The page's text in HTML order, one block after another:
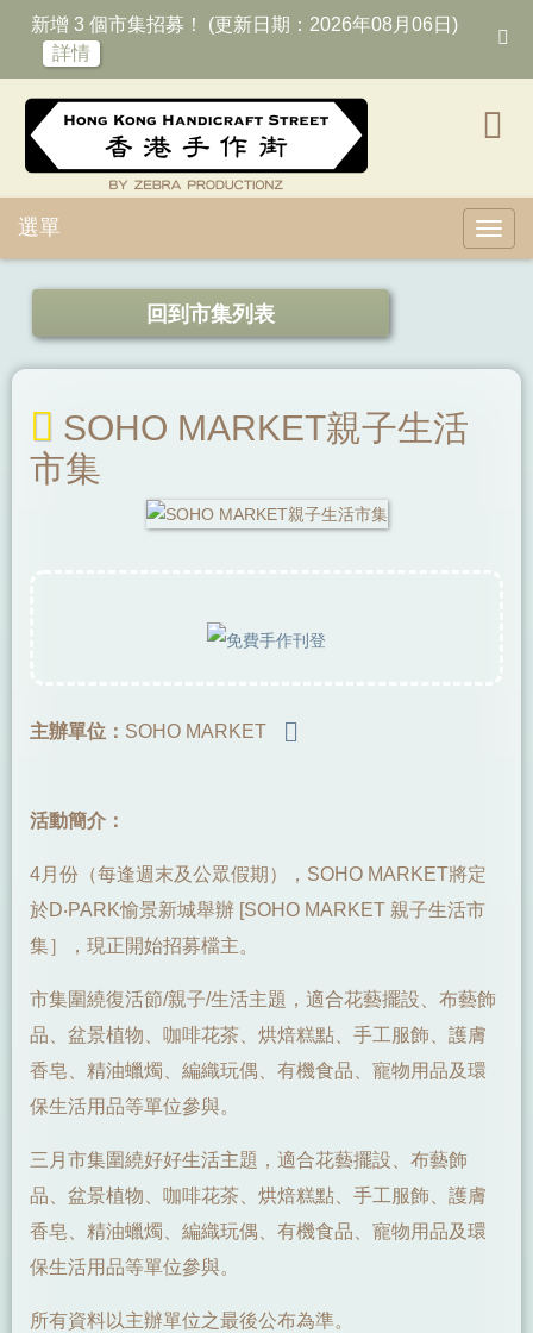
新增 3 個市集招募！ (更新日期：2026年08月06日)
詳情
選單
回到市集列表
SOHO MARKET親子生活
市集
主辦單位： SOHO MARKET
活動簡介：
4月份（每逢週末及公眾假期），SOHO MARKET將定
於D‧PARK愉景新城舉辦 [SOHO MARKET 親子生活市
集］，現正開始招募檔主。
市集圍繞復活節/親子/生活主題，適合花藝擺設、布藝飾
品、盆景植物、咖啡花茶、烘焙糕點、手工服飾、護膚
香皂、精油蠟燭、編織玩偶、有機食品、寵物用品及環
保生活用品等單位參與。
三月市集圍繞好好生活主題，適合花藝擺設、布藝飾
品、盆景植物、咖啡花茶、烘焙糕點、手工服飾、護膚
香皂、精油蠟燭、編織玩偶、有機食品、寵物用品及環
保生活用品等單位參與。
所有資料以主辦單位之最後公布為準。